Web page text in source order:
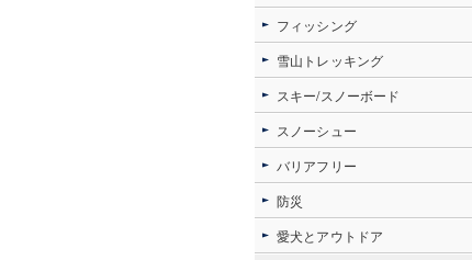
フィッシング
雪山トレッキング
スキー/スノーボード
スノーシュー
バリアフリー
防災
愛犬とアウトドア